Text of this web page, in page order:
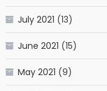
July 2021 (13)
June 2021 (15)
May 2021 (9)